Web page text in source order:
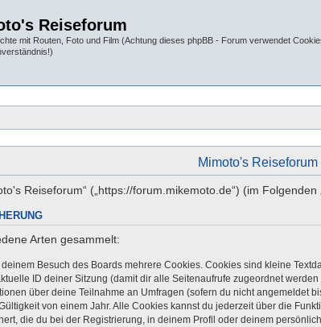
Reiseforum
mit Routen, Foto und Film (Achtung dieses phpBB - Forum verwendet
Mimoto's
Reiseforum“ („https://forum.mikemoto.de“) (im
Arten gesammelt:
Besuch des Boards mehrere Cookies. Cookies sind kleine
ID deiner Sitzung (damit dir alle Seitenaufrufe zugeordnet
über deine Teilnahme an Umfragen (sofern du nicht
von einem Jahr. Alle Cookies kannst du jederzeit über die
die du bei der Registrierung, in deinem Profil oder deinem